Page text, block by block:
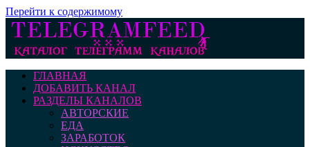
Перейти к содержимому
ГЛАВНАЯ
ДОБАВИТЬ КАНАЛ
РАЗДЕЛЫ КАНАЛОВ
АВТОРСКИЕ
ЕДА
ЗАРАБОТОК